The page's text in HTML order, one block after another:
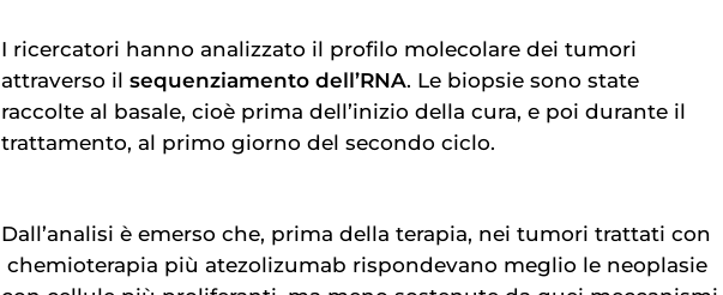
I ricercatori hanno analizzato il profilo molecolare dei tumori
attraverso il sequenziamento dell’RNA. Le biopsie sono state
raccolte al basale, cioè prima dell’inizio della cura, e poi durante il
trattamento, al primo giorno del secondo ciclo.
Dall’analisi è emerso che, prima della terapia, nei tumori trattati con
chemioterapia più atezolizumab rispondevano meglio le neoplasie